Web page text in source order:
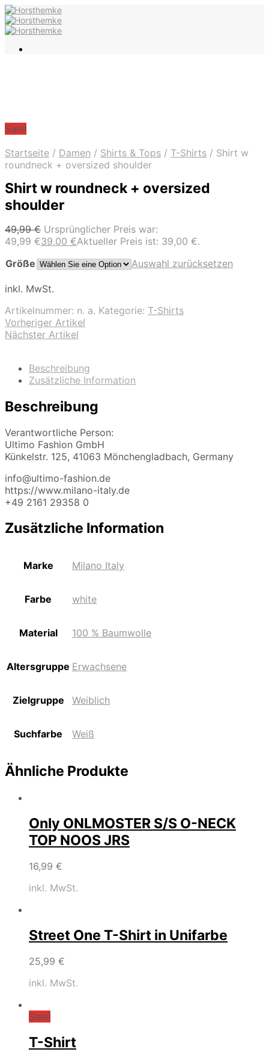
Sale!
Startseite / Damen / Shirts & Tops / T-Shirts / Shirt w
roundneck + oversized shoulder
Shirt w roundneck + oversized
shoulder
49,99€ Ursprünglicher Preis war:
49,99 €39,00 €Aktueller Preis ist: 39,00 €.
Größe
Auswahl zurücksetzen
inkl. MwSt.
Artikelnummer: n. a. Kategorie: T-Shirts
Vorheriger Artikel
Nächster Artikel
Beschreibung
Zusätzliche Information
Beschreibung
Verantwortliche Person:
Ultimo Fashion GmbH
Künkelstr. 125, 41063 Mönchengladbach, Germany
info@ultimo-fashion.de
https://www.milano-italy.de
+49 2161 29358 0
Zusätzliche Information
Marke Milano Italy
Farbe white
Material 100 % Baumwolle
Altersgruppe Erwachsene
Zielgruppe Weiblich
Suchfarbe Weiß
Ähnliche Produkte
Only ONLMOSTER S/S O-NECK
TOP NOOS JRS
16,99 €
inkl. MwSt.
Street One T-Shirt in Unifarbe
25,99 €
inkl. MwSt.
Sale!
T-Shirt